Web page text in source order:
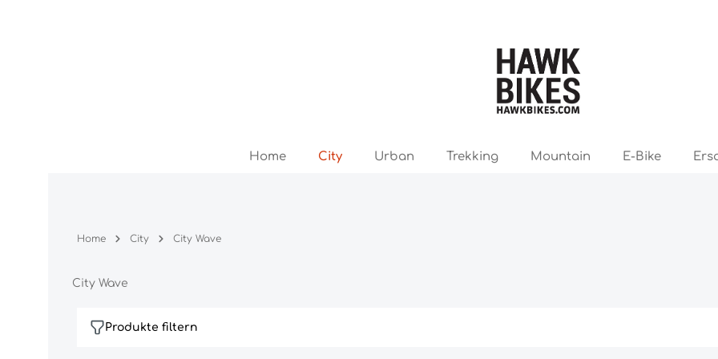
Home City Urban Trekking Mountain E-Bike
Home City City Wave
City Wave
Produkte filtern